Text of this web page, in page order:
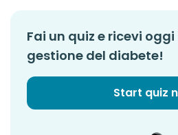
Fai un quiz e ricevi
gestione del diabete!
Start quiz